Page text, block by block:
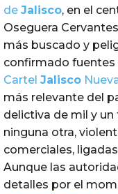
de Jalisco, en el
Oseguera
más buscado y
confirmado fuentes
Cartel Jalisco
más relevante del
delictiva de mil y
ninguna otra,
comerciales,
Aunque las
detalles por el